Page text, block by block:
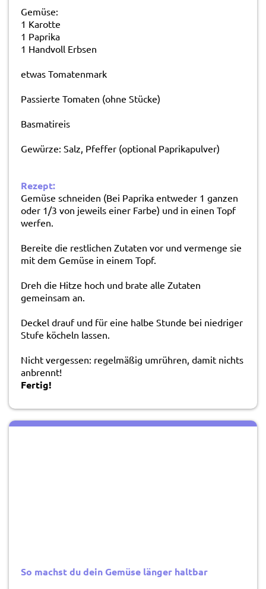
Gemüse:
1 Karotte
1 Paprika
1 Handvoll Erbsen
etwas Tomatenmark
Passierte Tomaten (ohne Stücke)
Basmatireis
Gewürze: Salz, Pfeffer (optional Paprikapulver)
Rezept:
Gemüse schneiden (Bei Paprika entweder 1 ganzen
oder 1/3 von jeweils einer Farbe) und in einen Topf
werfen.
Bereite die restlichen Zutaten vor und vermenge sie
mit dem Gemüse in einem Topf.
Dreh die Hitze hoch und brate alle Zutaten
gemeinsam an.
Deckel drauf und für eine halbe Stunde bei niedriger
Stufe köcheln lassen.
Nicht vergessen: regelmäßig umrühren, damit nichts
anbrennt!
Fertig!
So machst du dein Gemüse länger haltbar